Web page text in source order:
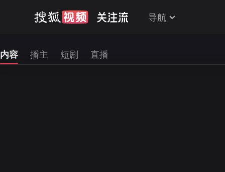
导航
内容 播主 短剧 直播